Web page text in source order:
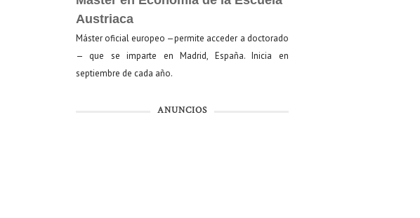
Austriaca
Máster oficial europeo —permite acceder a doctorado
— que se imparte en Madrid, España. Inicia en
septiembre de cada año.
ANUNCIOS